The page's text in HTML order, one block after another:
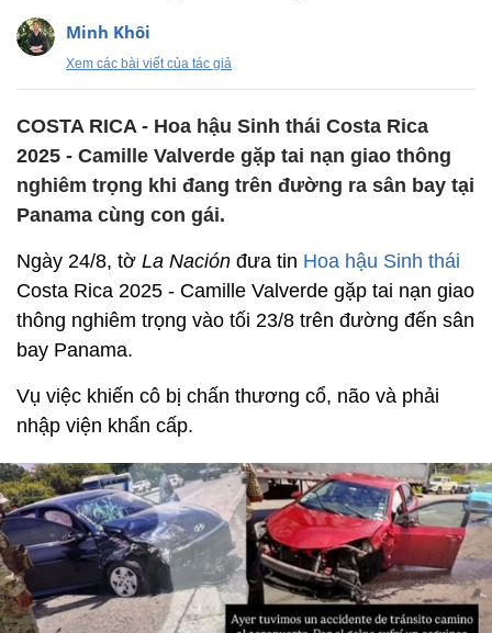
Minh Khôi
Xem các bài viết của tác giả
COSTA RICA - Hoa hậu Sinh thái Costa Rica
2025 - Camille Valverde gặp tai nạn giao thông
nghiêm trọng khi đang trên đường ra sân bay tại
Panama cùng con gái.
Ngày 24/8, tờ La Nación đưa tin Hoa hậu Sinh thái
Costa Rica 2025 - Camille Valverde gặp tai nạn giao
thông nghiêm trọng vào tối 23/8 trên đường đến sân
bay Panama.
Vụ việc khiến cô bị chấn thương cổ, não và phải
nhập viện khẩn cấp.